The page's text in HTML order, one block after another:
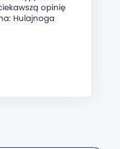
opinię
Hulajnoga